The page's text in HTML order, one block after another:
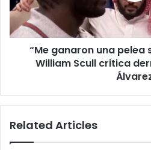
golpes”:
William
Scull
critica
derrota
Álvarez
“Me ganaron una pelea
William Scull critica
Related Articles